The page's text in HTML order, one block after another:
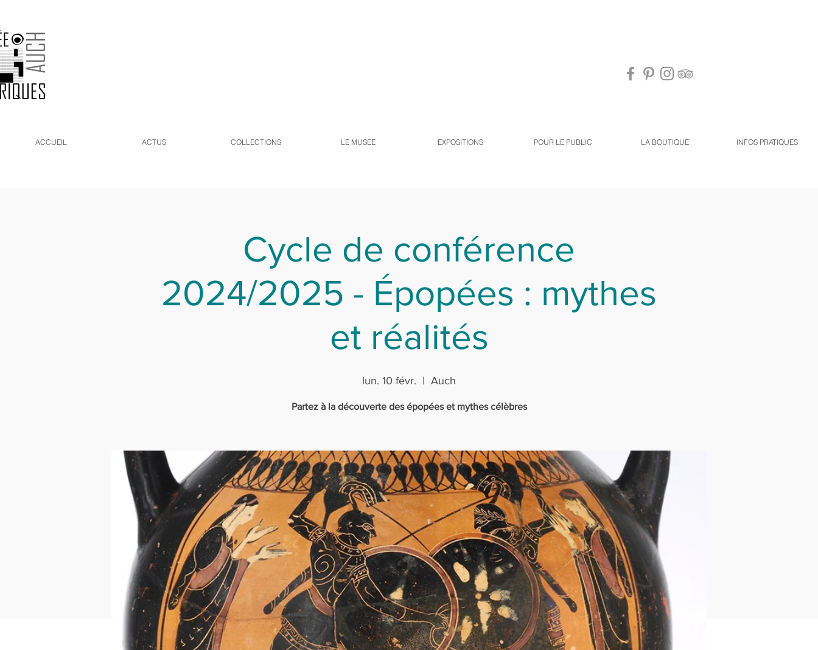
ACCUEIL ACTUS COLLECTIONS LE MUSEE EXPOSITIONS POUR LE PUBLIC LA BOUTIQUE INFOS PRATIQUES
Cycle de conférence
2024/2025 - Épopées : mythes
et réalités
lun. 10 févr.
  |
Auch
Partez à la découverte des épopées et mythes célèbres